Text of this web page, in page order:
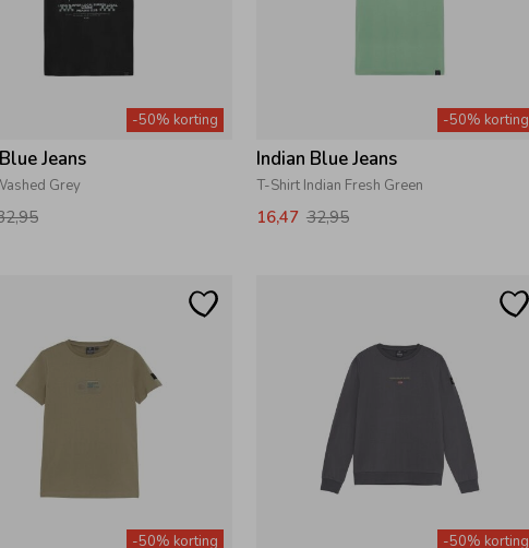
-50% korting
Jeans
Grey
-50% korting
Indian Blue Jeans
T-Shirt Indian Fresh Green
16,47 32,95
-50% korting -50% korting